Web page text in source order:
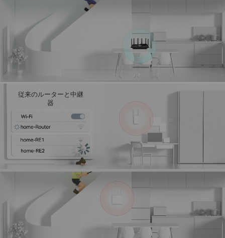
従来のルーターと中継
器